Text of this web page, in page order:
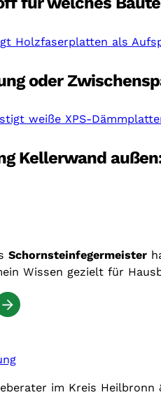
oder
Kellerwand
Schornsteinfegermeister
Wissen gezielt für
im Kreis Heilbronn